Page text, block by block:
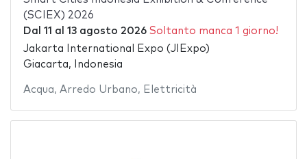
(SCIEX) 2026
Dal 11 al 13 agosto 2026 Soltanto manca 1 giorno!
Jakarta International Expo (JIExpo)
Giacarta, Indonesia
Acqua, Arredo Urbano, Elettricità